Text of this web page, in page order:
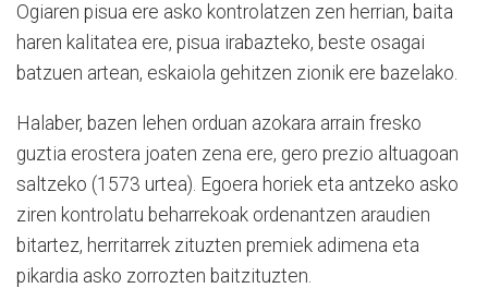
Ogiaren pisua ere asko kontrolatzen zen herrian, baita
haren kalitatea ere, pisua irabazteko, beste osagai
batzuen artean, eskaiola gehitzen zionik ere bazelako.
Halaber, bazen lehen orduan azokara arrain fresko
guztia erostera joaten zena ere, gero prezio altuagoan
saltzeko (1573 urtea). Egoera horiek eta antzeko asko
ziren kontrolatu beharrekoak ordenantzen araudien
bitartez, herritarrek zituzten premiek adimena eta
pikardia asko zorrozten baitzituzten.